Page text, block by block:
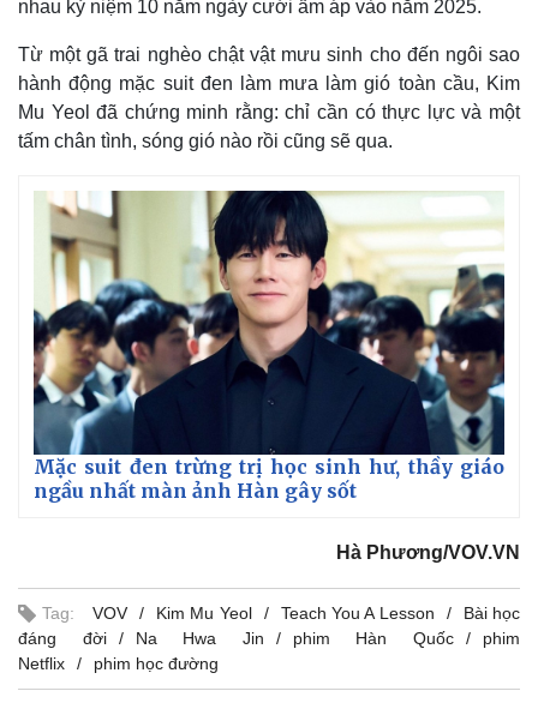
nhau kỷ niệm 10 năm ngày cưới ấm áp vào năm 2025.
Từ một gã trai nghèo chật vật mưu sinh cho đến ngôi sao
hành động mặc suit đen làm mưa làm gió toàn cầu, Kim
Mu Yeol đã chứng minh rằng: chỉ cần có thực lực và một
tấm chân tình, sóng gió nào rồi cũng sẽ qua.
Mặc suit đen trừng trị học sinh hư, thầy giáo
ngầu nhất màn ảnh Hàn gây sốt
Hà Phương/VOV.VN
Tag: VOV Kim Mu Yeol Teach You A Lesson
Bài học
đáng đời
Na Hwa Jin phim Hàn Quốc
phim
Netflix
phim học đường